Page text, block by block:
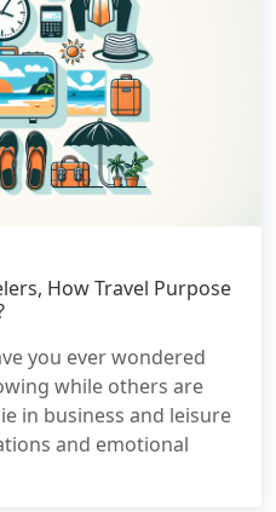
How Travel Purpose
you ever wondered
while others are
in business and leisure
and emotional